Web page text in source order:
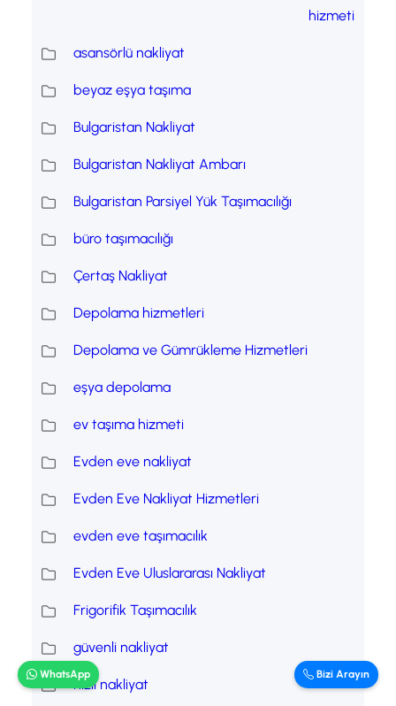
hizmeti
asansörlü nakliyat
beyaz eşya taşıma
Bulgaristan Nakliyat
Bulgaristan Nakliyat Ambarı
Bulgaristan Parsiyel Yük Taşımacılığı
büro taşımacılığı
Çertaş Nakliyat
Depolama hizmetleri
Depolama ve Gümrükleme Hizmetleri
eşya depolama
ev taşıma hizmeti
Evden eve nakliyat
Evden Eve Nakliyat Hizmetleri
evden eve taşımacılık
Evden Eve Uluslararası Nakliyat
Frigorifik Taşımacılık
güvenli nakliyat
hızlı nakliyat
Bizi Arayın
WhatsApp